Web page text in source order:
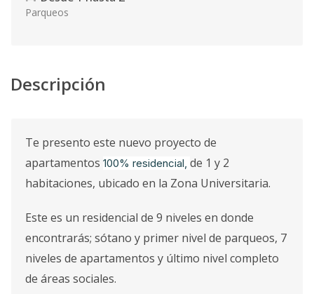
Parqueos
Descripción
Te presento este nuevo proyecto de
apartamentos 100% residencial, de 1 y 2
habitaciones, ubicado en la Zona Universitaria.
Este es un residencial de 9 niveles en donde
encontrarás; sótano y primer nivel de parqueos, 7
niveles de apartamentos y último nivel completo
de áreas sociales.